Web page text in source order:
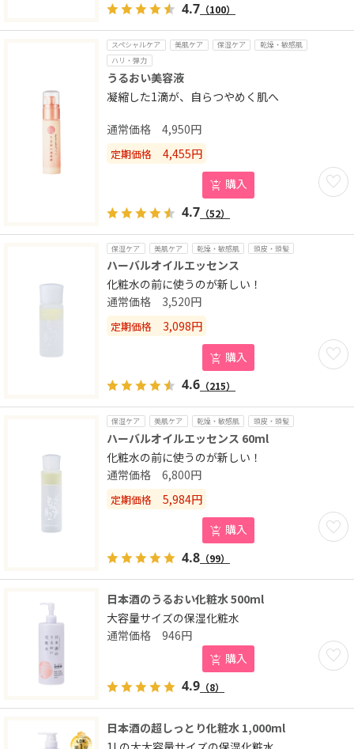
4.7 （100）
スペシャルケア 美肌ケア 保湿ケア
乾燥・敏感肌
ハリ・弾力
うるおい美容液
凝縮した1滴が、自らつやめく肌へ
お気
4,950円
定期価格 4,455円
購入
4.7 （52）
保湿ケア 美肌ケア 乾燥・敏感肌 頭皮・頭髪
ハーバルオイルエッセンス
化粧水の前に使うのが新しい！
お気
3,520円
定期価格 3,098円
購入
4.6 （215）
保湿ケア 美肌ケア 乾燥・敏感肌 頭皮・頭髪
ハーバルオイルエッセンス 60ml
化粧水の前に使うのが新しい！
お気
6,800円
定期価格 5,984円
購入
4.8 （99）
日本酒のうるおい化粧水 500ml
大容量サイズの保湿化粧水
お気
946円
購入
4.9 （8）
日本酒の超しっとり化粧水 1,000ml